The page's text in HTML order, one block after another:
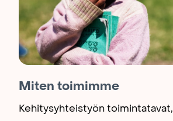
Miten toimimme
Kehitysyhteistyön toimintatavat,